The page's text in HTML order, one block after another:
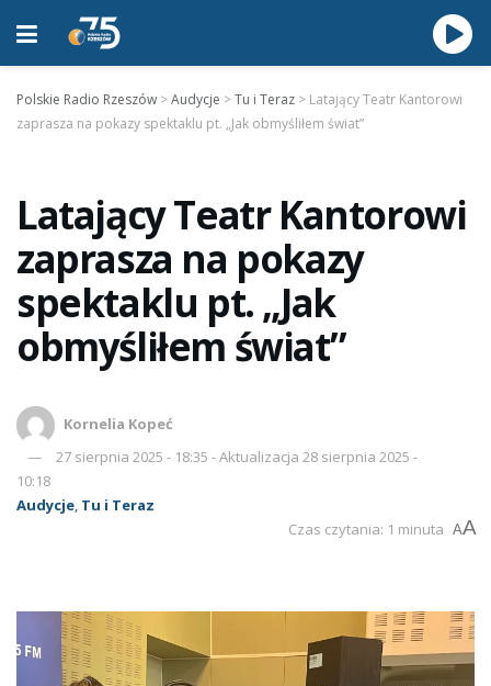
Polskie Radio Rzeszów >Audycje >Tu i Teraz > Latający Teatr Kantorowi
zaprasza na pokazy spektaklu pt. „Jak obmyśliłem świat”
Latający Teatr Kantorowi
zaprasza na pokazy
spektaklu pt. „Jak
obmyśliłem świat”
Kornelia Kopeć
27 sierpnia 2025 - 18:35 - Aktualizacja 28 sierpnia 2025 -
10:18
Audycje, Tu i Teraz
Czas czytania: 1 minuta AA